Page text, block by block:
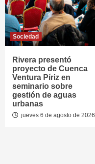
Sociedad
Rivera presentó
proyecto de Cuenca
Ventura Píriz en
seminario sobre
gestión de aguas
urbanas
jueves 6 de agosto de 2026